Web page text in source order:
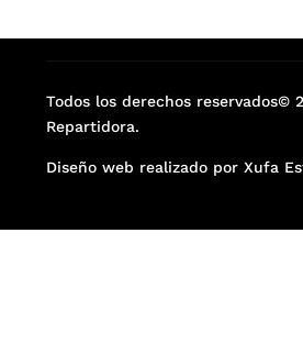
Todos los derechos reservados©
Repartidora.
Diseño web realizado por Xufa